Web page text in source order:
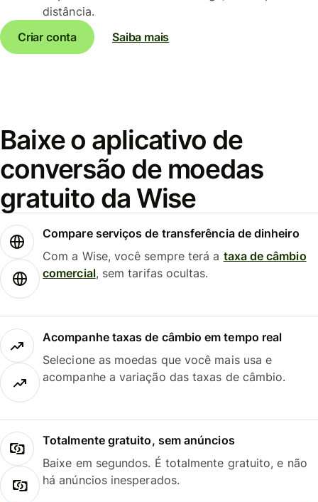
distância.
Criar conta
Saiba mais
Baixe o aplicativo de
conversão de moedas
gratuito da Wise
Compare serviços de transferência de dinheiro
Com a Wise, você sempre terá a taxa de câmbio
comercial, sem tarifas ocultas.
Acompanhe taxas de câmbio em tempo real
Selecione as moedas que você mais usa e
acompanhe a variação das taxas de câmbio.
Totalmente gratuito, sem anúncios
Baixe em segundos. É totalmente gratuito, e não
há anúncios inesperados.